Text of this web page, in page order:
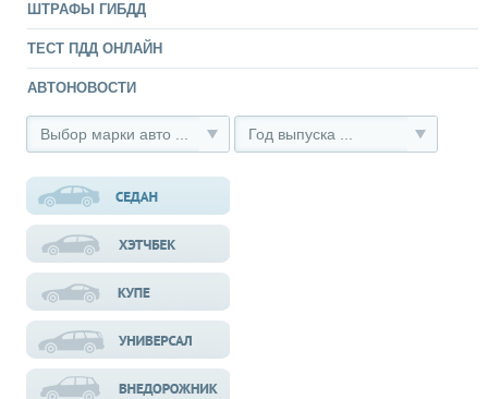
ШТРАФЫ ГИБДД
ТЕСТ ПДД ОНЛАЙН
АВТОНОВОСТИ
Выбор марки авто ... Год выпуска ...